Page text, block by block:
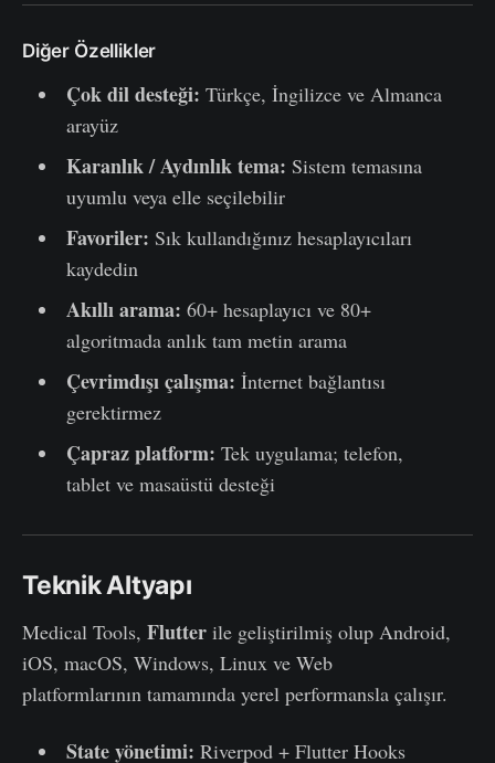
Diğer Özellikler
Çok dil desteği: Türkçe, İngilizce ve Almanca
arayüz
Karanlık / Aydınlık tema: Sistem temasına
uyumlu veya elle seçilebilir
Favoriler: Sık kullandığınız hesaplayıcıları
kaydedin
Akıllı arama: 60+ hesaplayıcı ve 80+
algoritmada anlık tam metin arama
Çevrimdışı çalışma: İnternet bağlantısı
gerektirmez
Çapraz platform: Tek uygulama; telefon,
tablet ve masaüstü desteği
Teknik Altyapı
Medical Tools, Flutter ile geliştirilmiş olup Android,
iOS, macOS, Windows, Linux ve Web
platformlarının tamamında yerel performansla çalışır.
State yönetimi: Riverpod + Flutter Hooks